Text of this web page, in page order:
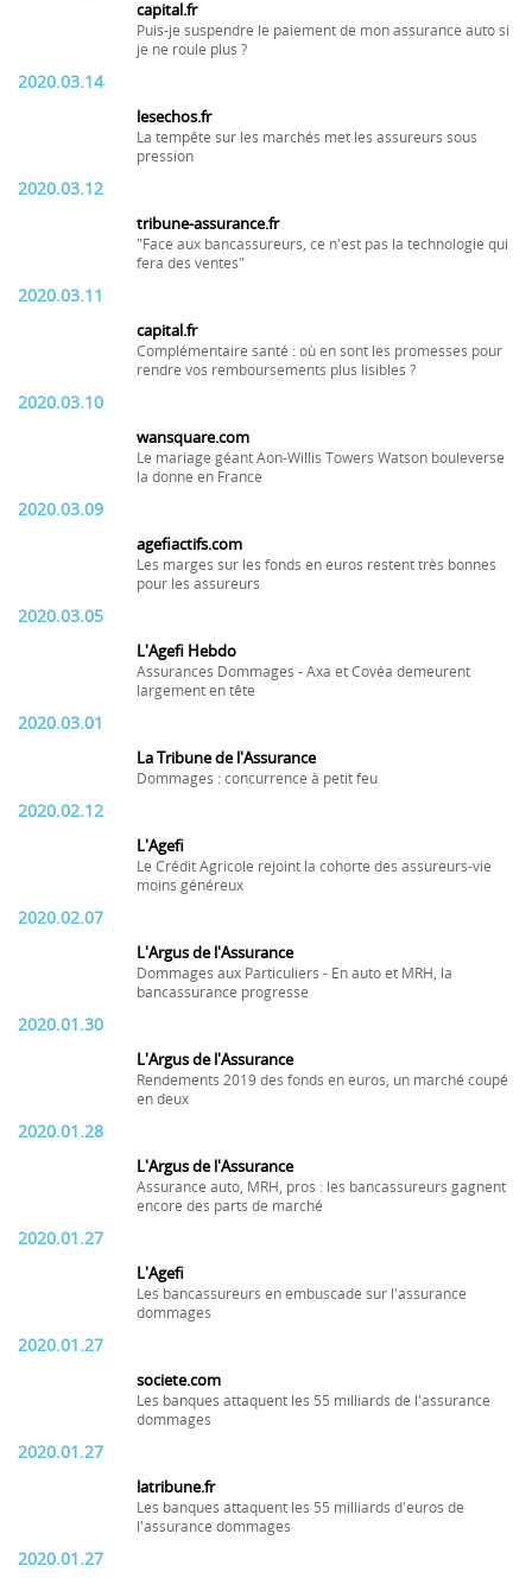
capital.fr
Puis-je suspendre le paiement de mon assurance auto si
je ne roule plus ?
2020.03.14
lesechos.fr
La tempête sur les marchés met les assureurs sous
pression
2020.03.12
tribune-assurance.fr
"Face aux bancassureurs, ce n'est pas la technologie qui
fera des ventes"
2020.03.11
capital.fr
Complémentaire santé : où en sont les promesses pour
rendre vos remboursements plus lisibles ?
2020.03.10
wansquare.com
Le mariage géant Aon-Willis Towers Watson bouleverse
la donne en France
2020.03.09
agefiactifs.com
Les marges sur les fonds en euros restent très bonnes
pour les assureurs
2020.03.05
L'Agefi Hebdo
Assurances Dommages - Axa et Covéa demeurent
largement en tête
2020.03.01
La Tribune de l'Assurance
Dommages : concurrence à petit feu
2020.02.12
L'Agefi
Le Crédit Agricole rejoint la cohorte des assureurs-vie
moins généreux
2020.02.07
L'Argus de l'Assurance
Dommages aux Particuliers - En auto et MRH, la
bancassurance progresse
2020.01.30
L'Argus de l'Assurance
Rendements 2019 des fonds en euros, un marché coupé
en deux
2020.01.28
L'Argus de l'Assurance
Assurance auto, MRH, pros : les bancassureurs gagnent
encore des parts de marché
2020.01.27
L'Agefi
Les bancassureurs en embuscade sur l'assurance
dommages
2020.01.27
societe.com
Les banques attaquent les 55 milliards de l'assurance
dommages
2020.01.27
latribune.fr
Les banques attaquent les 55 milliards d'euros de
l'assurance dommages
2020.01.27